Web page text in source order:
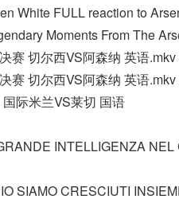
White FULL reaction to
Moments From The
赛 切尔西VS阿森纳 英语.mkv
赛 切尔西VS阿森纳 英语.mkv
际米兰VS莱切 国语
INTELLIGENZA
SIAMO CRESCIUTI